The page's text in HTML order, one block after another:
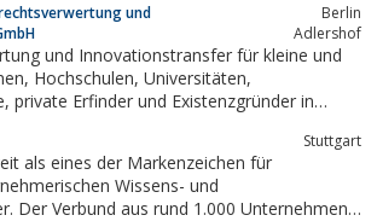
und
Berlin
Adlershof
und Innovationstransfer für kleine und
in
Stuttgart
als eines der Markenzeichen für
Wissens- und
Der Verbund aus rund 1.000 Unternehmen